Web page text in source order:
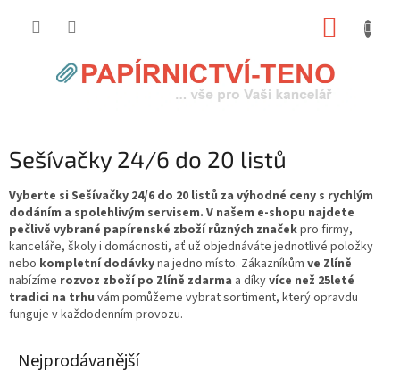
Sešívačky 24/6 do 20 listů
Vyberte si Sešívačky 24/6 do 20 listů za výhodné ceny s rychlým
dodáním a spolehlivým servisem. V našem e-shopu najdete
pečlivě vybrané papírenské zboží různých značekpro firmy,
kanceláře, školy i domácnosti, ať už objednáváte jednotlivé položky
nebo kompletní dodávkyna jedno místo. Zákazníkům ve Zlíně
nabízíme rozvoz zboží po Zlíně zdarma a díkyvíce než 25leté
tradici na trhu vám pomůžeme vybrat sortiment, který opravdu
funguje v každodenním provozu.
Nejprodávanější